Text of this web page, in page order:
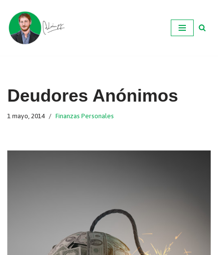
Ir
al
Deudores Anónimos
1 mayo, 2014 Finanzas Personales